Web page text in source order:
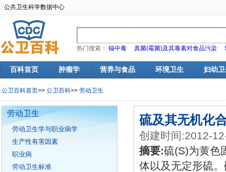
公共卫生科学数据中心
热门搜索： 镉中毒 真菌(霉菌)及其毒素对食品污染
百科首页 肿瘤学 营养与食品 环境卫生 妇幼
公卫百科首页>> 公卫百科>> 劳动卫生
硫及其无机化
创建时间:2012-
摘要:硫(S)为黄色
体以及无定形硫
劳动卫生
劳动卫生学与职业病学
生产性有害因素
职业病
劳动卫生标准